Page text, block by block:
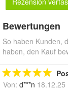
Bewertungen
So haben Kunden,
haben, den Kauf
Von: d***n 18.12.25